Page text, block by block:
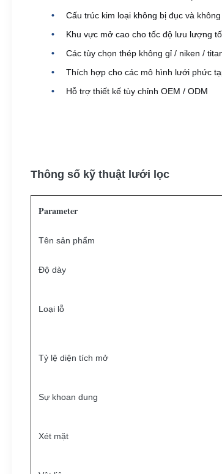
Cấu trúc kim loại không bị đục và
Khu vực mở cao cho tốc độ lưu lượng
Các tùy chọn thép không gỉ / niken /
Thích hợp cho các mô hình lưới phức
Hỗ trợ thiết kế tùy chỉnh OEM / ODM
Thông số kỹ thuật lưới lọc
Parameter
Tên sản phẩm
Độ dày
Loại lỗ
Tỷ lệ diện tích mở
Sự khoan dung
Xét mặt